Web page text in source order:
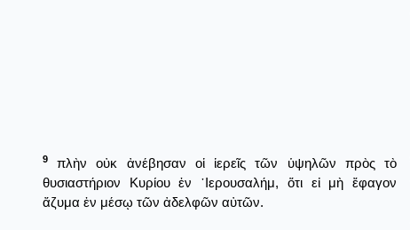
9
πλὴν οὐκ ἀνέβησαν οἱ ἱερεῖς τῶν ὑψηλῶν πρὸς τὸ
θυσιαστήριον Κυρίου ἐν ῾Ιερουσαλήμ, ὅτι εἰ μὴ ἔφαγον
ἄζυμα ἐν μέσῳ τῶν ἀδελφῶν αὐτῶν.